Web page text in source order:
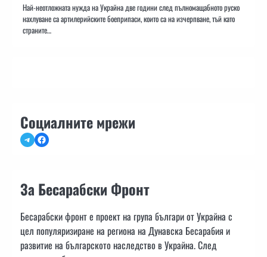
Най-неотложната нужда на Украйна две години след пълномащабното руско
нахлуване са артилерийските боеприпаси, които са на изчерпване, тъй като
страните…
Социалните мрежи
TelegramFacebook
За Бесарабски Фронт
Бесарабски фронт е проект на група българи от Украйна с
цел популяризиране на региона на Дунавска Бесарабия и
развитие на българското наследство в Украйна. След